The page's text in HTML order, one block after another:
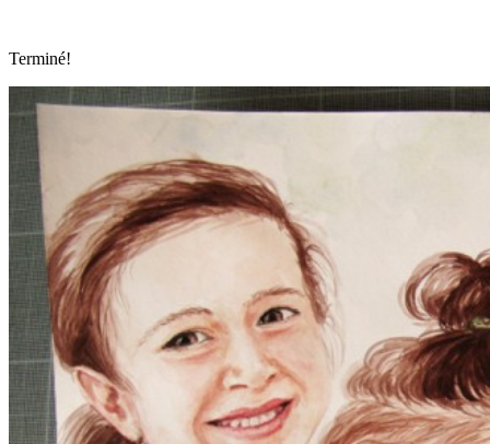
Terminé!